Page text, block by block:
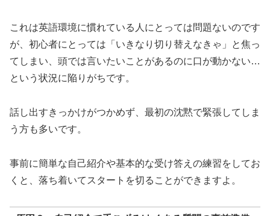
これは英語環境に慣れている人にとっては問題ないのです
が、初心者にとっては「いきなり切り替えなきゃ」と焦っ
てしまい、頭では言いたいことがあるのに口が動かない…
という状況に陥りがちです。
話し出すきっかけがつかめず、最初の沈黙で緊張してしま
う方も多いです。
事前に簡単な自己紹介や基本的な受け答えの練習をしてお
くと、落ち着いてスタートを切ることができますよ。